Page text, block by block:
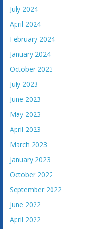
l
c
a
F
e
r
a
i
j
e
o
s
n
e
July 2024
April 2024
February 2024
January 2024
October 2023
July 2023
June 2023
May 2023
April 2023
March 2023
January 2023
October 2022
September 2022
June 2022
April 2022